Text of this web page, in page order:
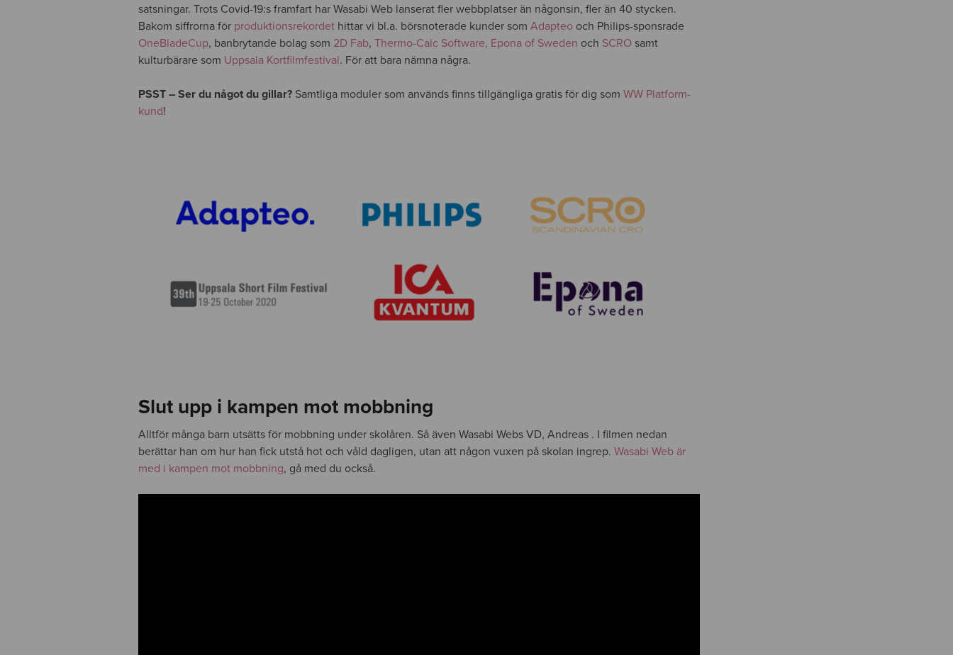
satsningar. Trots Covid-19:s framfart har Wasabi Web lanserat fler webbplatser än någonsin, fler än 40 stycken.
Bakom siffrorna för produktionsrekordet hittar vi bl.a. börsnoterade kunder som Adapteo och Philips-sponsrade
OneBladeCup, banbrytande bolag som 2D Fab, Thermo-Calc Software, Epona of Sweden och SCRO samt
kulturbärare som Uppsala Kortfilmfestival. För att bara nämna några.
PSST – Ser du något du gillar? Samtliga moduler som används finns tillgängliga gratis för dig som WW Platform-
kund!
Slut upp i kampen mot mobbning
Alltför många barn utsätts för mobbning under skolåren. Så även Wasabi Webs VD, Andreas . I filmen nedan
berättar han om hur han fick utstå hot och våld dagligen, utan att någon vuxen på skolan ingrep. Wasabi Web är
med i kampen mot mobbning, gå med du också.